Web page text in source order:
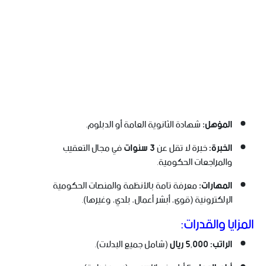
المؤهل:شهادة الثانوية العامة أو الدبلوم.
الخبرة:خبرة لا تقل عن3 سنوات في مجال التعقيب
والمراجعات الحكومية.
المهارات:معرفة تامة بالأنظمة والمنصات الحكومية
الإلكترونية (قوى، أبشر أعمال، بلدي، وغيرها).
المزايا والقدرات:
الراتب:5,000 ريال
(شامل جميع البدلات).